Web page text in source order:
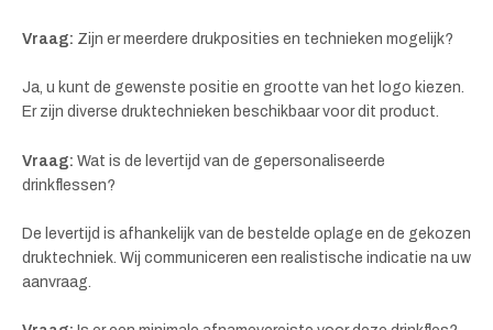
Vraag: Zijn er meerdere drukposities en technieken mogelijk?
Ja, u kunt de gewenste positie en grootte van het logo kiezen.
Er zijn diverse druktechnieken beschikbaar voor dit product.
Vraag: Wat is de levertijd van de gepersonaliseerde
drinkflessen?
De levertijd is afhankelijk van de bestelde oplage en de gekozen
druktechniek. Wij communiceren een realistische indicatie na uw
aanvraag.